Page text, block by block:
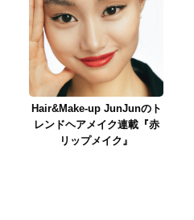
Hair&Make-up JunJunのト
レンドヘアメイク連載『赤
リップメイク』